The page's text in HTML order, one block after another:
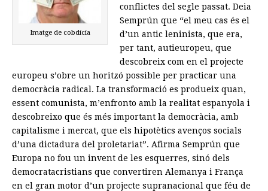
Imatge de cobdícia
conflictes del segle passat. Deia
Semprún que “el meu cas és el
d’un antic leninista, que era,
per tant, autieuropeu, que
descobreix com en el projecte
europeu s’obre un horitzó possible per practicar una
democràcia radical. La transformació es produeix quan,
essent comunista, m’enfronto amb la realitat espanyola i
descobreixo que és més important la democràcia, amb
capitalisme i mercat, que els hipotètics avenços socials
d’una dictadura del proletariat”. Afirma Semprún que
Europa no fou un invent de les esquerres, sinó dels
democratacristians que convertiren Alemanya i França
en el gran motor d’un projecte supranacional que féu de